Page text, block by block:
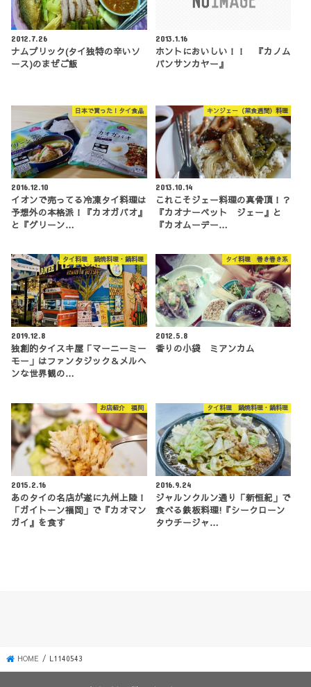
2012.7.26
ナムプリック(タイ独特の辛いソ
ース)のまぜご飯
2013.1.16
ホントにおいしい！！ 『カノム
パンサンカヤー』
日本で買った！タイ食品
2016.12.10
イオンで売ってる冷凍タイ料理は
予想外の本格派！『カオガパオ』
と『グリーン…
キンジェー（菜食週間）料理
2013.10.14
これこそジェー料理の真骨頂！？
『カオナーペット ジェー』と
『カオムーデー…
タイ料理 鍋焼料理・鍋料理
2019.12.8
独創的タイスキ屋「マーニーミー
モー」はファンタジック＆メルヘ
ンな世界観の…
タイ料理 巻き巻き系
2012.5.8
香りの小袋 ミアンカム
お店紹介 福岡
2015.2.16
あのタイの名店が遂に九州上陸！
「ガイトーン福岡」で『カオマン
ガイ』を食す
タイ料理 鍋焼料理・鍋料理
2016.9.24
ジャルンクルン通り「新恒紀」で
食べる鉄板料理!『シークローン
タウチージャ…
HOME L1140543